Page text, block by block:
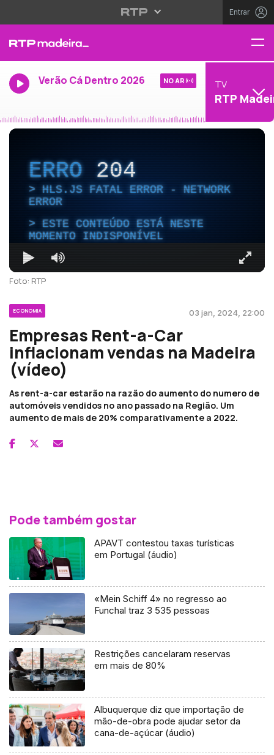
Entrar
Verão Cá Dentro 2026 NO AR TV
RTP
ERRO204
HLS.JS FATAL ERROR - NETWORK
ERROR
ESTE CONTEÚDO ESTÁ NESTE
MOMENTO INDISPONÍVEL
Foto: RTP
ECONOMIA 03 jan, 2024, 22:00
Empresas Rent-a-Car
inflacionam vendas na Madeira
(vídeo)
As rent-a-car estarão na razão do aumento do numero de
automóveis vendidos no ano passado na Região. Um
aumento de mais de 20% comparativamente a 2022.
Pode também gostar
APAVT contestou taxas turísticas
em Portugal (áudio)
«Mein Schiff 4» no regresso ao
Funchal traz 3 535 pessoas
Restrições cancelaram reservas
em mais de 80%
Albuquerque diz que importação de
mão-de-obra pode ajudar setor da
cana-de-açúcar (áudio)